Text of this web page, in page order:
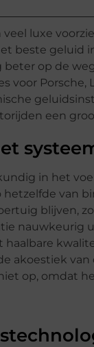
veel luxe
beste geluid
beter op de
voor
een
in het
van
blijven,
nauwkeurig
haalbare
akoestiek
op, omdat